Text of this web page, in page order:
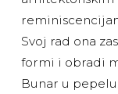
Svoj rad ona
formi i obradi
Bunar u